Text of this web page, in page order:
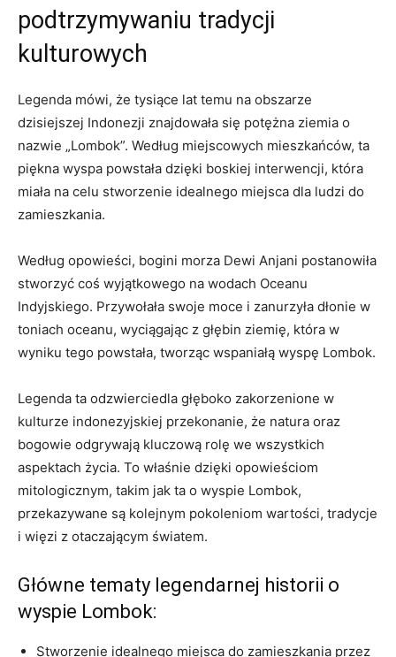
podtrzymywaniu tradycji⁢
kulturowych
Legenda mówi, ​że tysiące lat⁤ temu na⁣ obszarze
dzisiejszej Indonezji⁢ znajdowała się potężna ziemia⁤ o
nazwie „Lombok”.‍ Według miejscowych mieszkańców, ta
piękna wyspa powstała dzięki boskiej ​interwencji, która
miała na​ celu stworzenie idealnego miejsca dla⁢ ludzi do
zamieszkania.
Według opowieści, bogini morza Dewi Anjani postanowiła
stworzyć coś wyjątkowego na wodach⁢ Oceanu
Indyjskiego. Przywołała​ swoje⁢ moce i zanurzyła dłonie ⁣w
toniach oceanu,⁤ wyciągając z ⁢głębin ⁤ziemię, ⁤która ​w
wyniku tego⁣ powstała,⁤ tworząc wspaniałą wyspę Lombok.
Legenda ⁢ta odzwierciedla głęboko zakorzenione‌ w
kulturze indonezyjskiej przekonanie, że natura oraz
bogowie​ odgrywają kluczową ‍rolę we⁣ wszystkich ​
aspektach życia. To właśnie ⁤dzięki ​opowieściom
mitologicznym, takim jak ta o wyspie Lombok,
przekazywane są kolejnym pokoleniom ⁢wartości, tradycje​
i więzi​ z otaczającym ⁤światem.
Główne tematy legendarnej historii o
wyspie Lombok:
Stworzenie idealnego‌ miejsca‌ do‍ zamieszkania przez